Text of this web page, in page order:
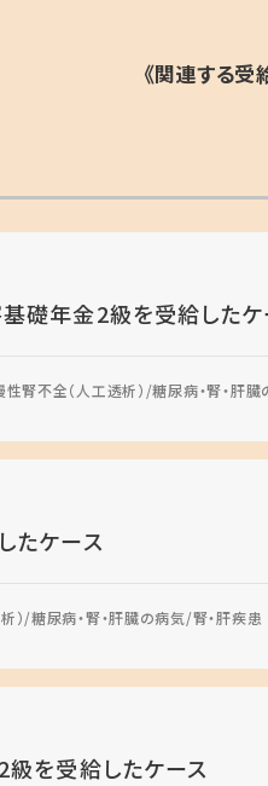
《関連する受
礎年金2級を受給したケ
性腎不全（人工透析） 糖尿病・腎・肝臓
たケース
） 糖尿病・腎・肝臓の病気 腎・肝疾患
を受給したケース